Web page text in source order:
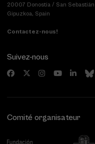
20007 Donostia / San Sebastián
Gipuzkoa, Spain
Contactez-nous!
Suivez-nous
Comité organisateur